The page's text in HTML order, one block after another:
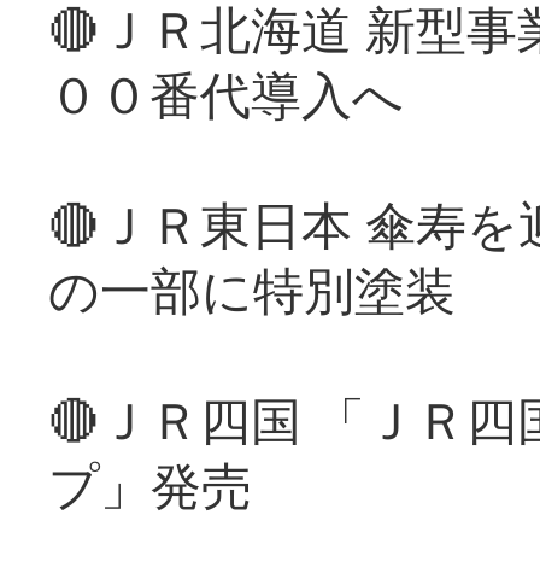
🔴ＪＲ北海道 新型
００番代導入へ
🔴ＪＲ東日本 傘寿
の一部に特別塗装
🔴ＪＲ四国 「ＪＲ
プ」発売